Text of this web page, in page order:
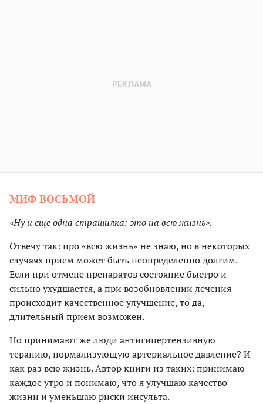
МИФ ВОСЬМОЙ
«Ну и еще одна страшилка: это на всю жизнь».
Отвечу так: про «всю жизнь» не знаю, но в некоторых
случаях прием может быть неопределенно долгим.
Если при отмене препаратов состояние быстро и
сильно ухудшается, а при возобновлении лечения
происходит качественное улучшение, то да,
длительный прием возможен.
Но принимают же люди антигипертензивную
терапию, нормализующую артериальное давление? И
как раз всю жизнь. Автор книги из таких: принимаю
каждое утро и понимаю, что я улучшаю качество
жизни и уменьшаю риски инсульта.